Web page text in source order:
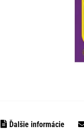
Ďalšie informácie